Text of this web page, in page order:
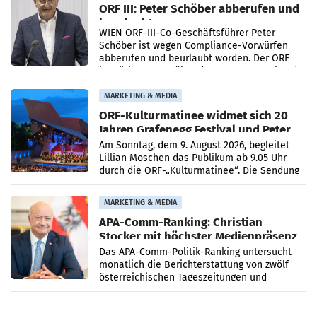
ORF III: Peter Schöber abberufen und
beurlaubt
WIEN ORF-III-Co-Geschäftsführer Peter
Schöber ist wegen Compliance-Vorwürfen
abberufen und beurlaubt worden. Der ORF
bestätigte gegenüber der APA entsprechende
MARKETING & MEDIA
ORF-Kulturmatinee widmet sich 20
Jahren Grafenegg Festival und Peter
Simonischek
Am Sonntag, dem 9. August 2026, begleitet
Lillian Moschen das Publikum ab 9.05 Uhr
durch die ORF-„Kulturmatinee“. Die Sendung
startet mit der Dokumentation „20 Jahre
Grafenegg
MARKETING & MEDIA
APA-Comm-Ranking: Christian
Stocker mit höchster Medienpräsenz
im Juli
Das APA-Comm-Politik-Ranking untersucht
monatlich die Berichterstattung von zwölf
österreichischen Tageszeitungen und
analysiert, welche Politikerinnen und